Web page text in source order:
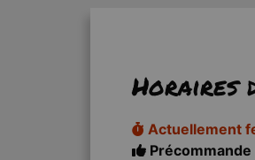
Horaires
Actuellement
Précommande